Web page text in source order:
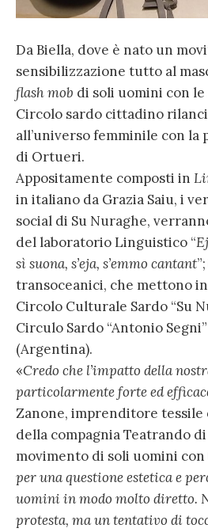
Da Biella, dove è nato un
sensibilizzazione tutto al
flash mob di soli uomini con
Circolo sardo cittadino
all’universo femminile con la
di Ortueri.
Appositamente composti in
in italiano da Grazia Saiu, i
social di Su Nuraghe,
del laboratorio Linguistico “
sì suona, s’eja, s’emmo cantant
transoceanici, che mettono
Circolo Culturale Sardo “Su
Circulo Sardo “Antonio
(Argentina).
«Credo che l’impatto della
particolarmente forte ed
Zanone, imprenditore
della compagnia Teatrando
movimento di soli uomini
per una questione estetica e
uomini in modo molto diretto.
protesta, ma un tentativo di